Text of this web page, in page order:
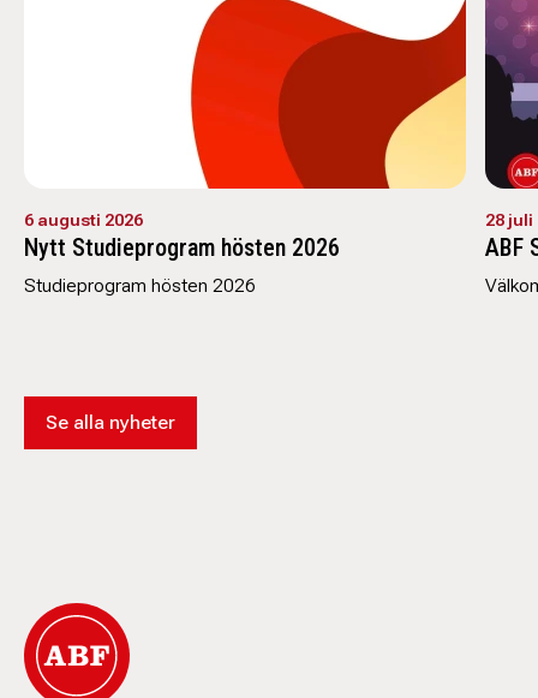
6 augusti 2026
Nytt Studieprogram hösten 2026
Studieprogram hösten 2026
28 juli
ABF
Se alla nyheter